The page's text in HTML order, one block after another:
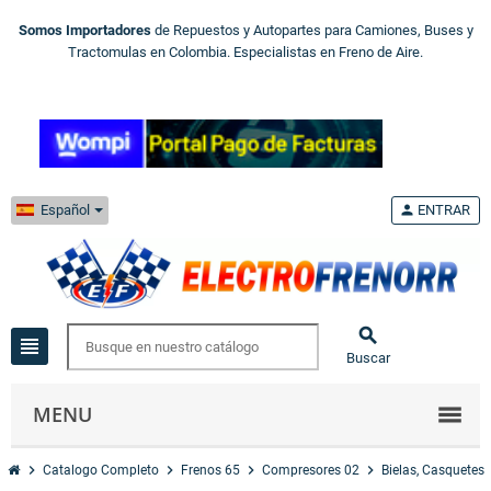
Somos Importadores de Repuestos y Autopartes para Camiones, Buses y
Tractomulas en Colombia. Especialistas en Freno de Aire.
Español
view_headline 
Buscar
person ENTRAR
MENU
chevron_right Catalogo Completo chevron_right Frenos 65 chevron_right Compresores 02 chevron_right Bielas, Casquetes